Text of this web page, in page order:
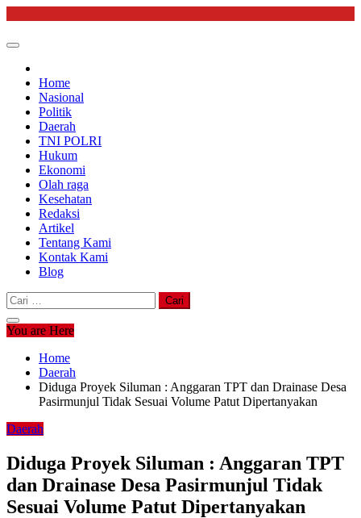
content
Home
Nasional
Politik
Daerah
TNI POLRI
Hukum
Ekonomi
Olah raga
Kesehatan
Redaksi
Artikel
Tentang Kami
Kontak Kami
Blog
Cari
untuk:
You are Here
Home
Daerah
Diduga Proyek Siluman : Anggaran TPT dan Drainase Desa
Pasirmunjul Tidak Sesuai Volume Patut Dipertanyakan
Daerah
Diduga Proyek Siluman : Anggaran TPT
dan Drainase Desa Pasirmunjul Tidak
Sesuai Volume Patut Dipertanyakan